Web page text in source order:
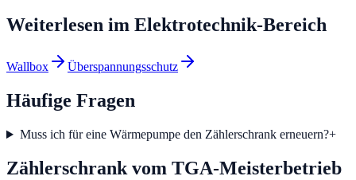
Weiterlesen im Elektrotechnik-Bereich
Wallbox Überspannungsschutz
Häufige Fragen
Muss ich für eine Wärmepumpe den Zählerschrank erneuern?+
Zählerschrank vom TGA-Meisterbetrieb